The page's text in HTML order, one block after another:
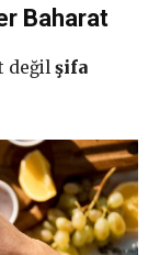
Baharat
değil şifa